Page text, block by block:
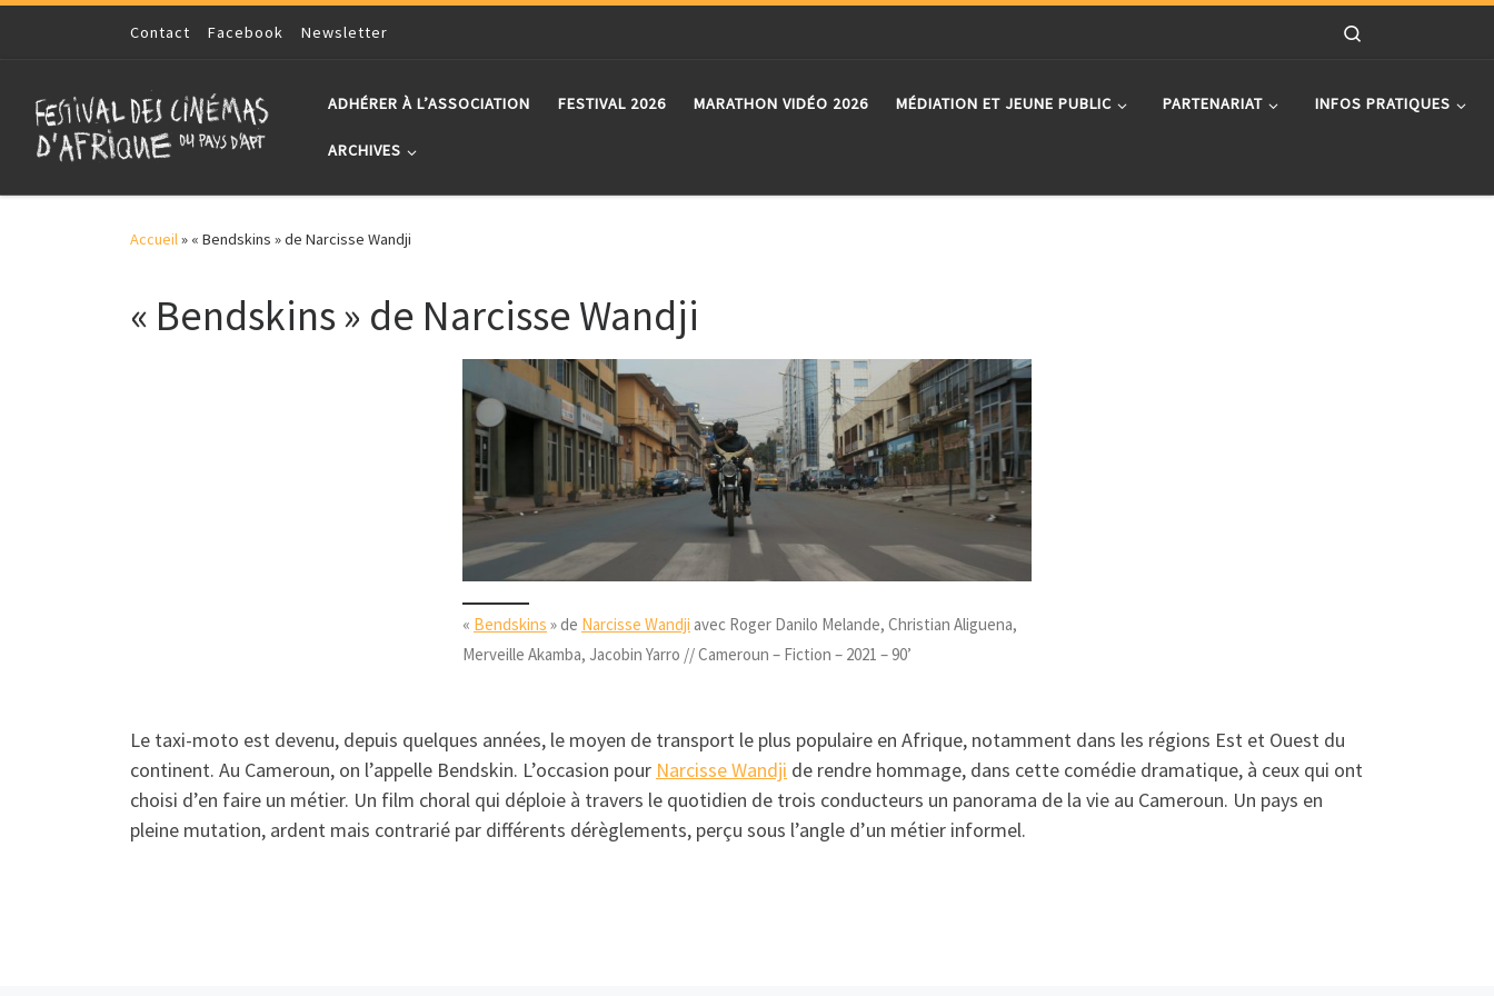
Skip to contentContact Facebook Newsletter
ADHÉRER À L’ASSOCIATION FESTIVAL 2026 MARATHON VIDÉO 2026 MÉDIATION ET JEUNE PUBLIC PARTENARIAT INFOS PRATIQUES
ARCHIVES
Accueil» « Bendskins » de Narcisse Wandji
« Bendskins » de Narcisse Wandji
« Bendskins » de Narcisse Wandji avec Roger Danilo Melande, Christian Aliguena,
Merveille Akamba, Jacobin Yarro // Cameroun – Fiction – 2021 – 90’
Le taxi-moto est devenu, depuis quelques années, le moyen de transport le plus populaire en Afrique, notamment dans les régions Est et Ouest du
continent. Au Cameroun, on l’appelle Bendskin. L’occasion pour Narcisse Wandji de rendre hommage, dans cette comédie dramatique, à ceux qui ont
choisi d’en faire un métier. Un film choral qui déploie à travers le quotidien de trois conducteurs un panorama de la vie au Cameroun. Un pays en
pleine mutation, ardent mais contrarié par différents dérèglements, perçu sous l’angle d’un métier informel.